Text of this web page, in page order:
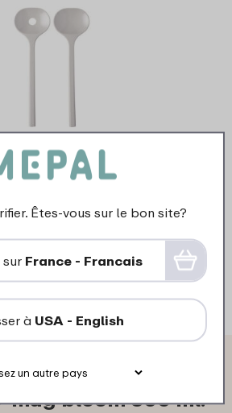
à salade Bloom
- Pebble white.
749
Commander
›
autres disent à
mug bloom 300 ml:
Êtes-vous sur le bon site?
sur France - Francais
à USA - English